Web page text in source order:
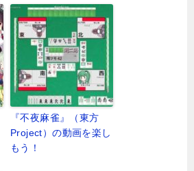
『不夜麻雀』（東方
Project）の動画を楽し
もう！